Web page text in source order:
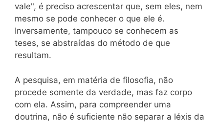
vale", é preciso acrescentar que, sem eles, nem
mesmo se pode conhecer o que ele é.
Inversamente, tampouco se conhecem as
teses, se abstraídas do método de que
resultam.
A pesquisa, em matéria de filosofia, não
procede somente da verdade, mas faz corpo
com ela. Assim, para compreender uma
doutrina, não é suficiente não separar a léxis da